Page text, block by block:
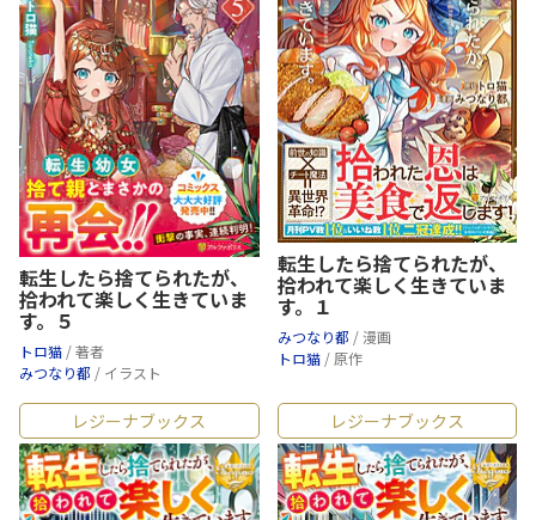
転生したら捨てられたが、
拾われて楽しく生きていま
す。５
トロ猫 / 著者
みつなり都 / イラスト
転生したら捨てられたが、
拾われて楽しく生きていま
す。１
みつなり都 / 漫画
トロ猫 / 原作
レジーナブックス レジーナブックス